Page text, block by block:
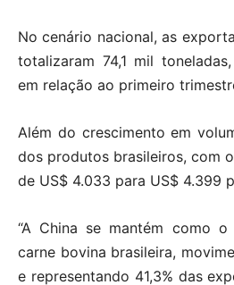
No cenário nacional, as
totalizaram 74,1 mil
em relação ao primeiro
Além do crescimento em
dos produtos brasileiros, com
de US$ 4.033 para US$ 4.399
“A China se mantém como
carne bovina brasileira,
e representando 41,3% das